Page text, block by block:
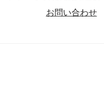
お問い合わせ